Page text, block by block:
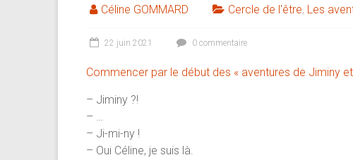
Céline GOMMARD Cercle de l'être, Les
22 juin 2021 0 commentaire
Commencer par le début des « aventures de Jiminy
– Jiminy ?!
– …
– Ji-mi-ny !
– Oui Céline, je suis là.